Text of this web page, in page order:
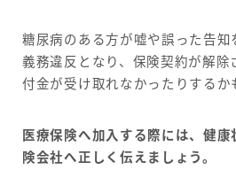
糖尿病のある方が嘘や誤った告知
義務違反となり、保険契約が解除
付金が受け取れなかったりするか
医療保険へ加入する際には、健
険会社へ正しく伝えましょう。